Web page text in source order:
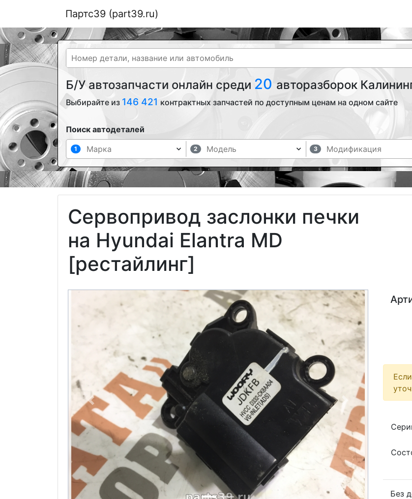
Партс39 (part39.ru)
Б/У автозапчасти онлайн среди 20 авторазборок
Выбирайте из 146 421 контрактных запчастей по доступным ценам на одном сайте
Поиск автодеталей
1 2 3
Сервопривод заслонки печки
на Hyundai Elantra MD
[рестайлинг]
Previous Next
Без